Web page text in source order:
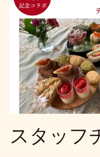
スタッフ